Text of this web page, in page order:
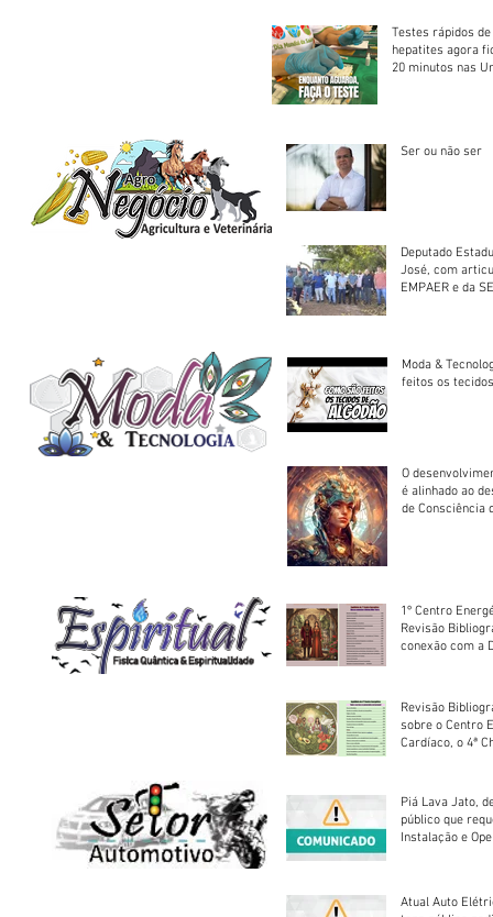
Testes rápidos
hepatites agora
20 minutos nas
Ser ou não ser
Deputado
José, com
EMPAER e da
Moda &
feitos os
O
é alinhado ao
de Consciência
1º Centro
Revisão
conexão com a
Revisão
sobre o Centro
Cardíaco, o 4ª
Piá Lava Jato,
público que
Instalação e
Atual Auto